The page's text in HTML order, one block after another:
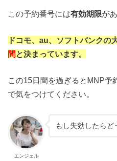
この予約番号には有効期限が
ドコモ、au、ソフトバンクの
間 と決まっています。
この15日間を過ぎるとMNP予
で気をつけてください。
エンジェル
もし失効したらど